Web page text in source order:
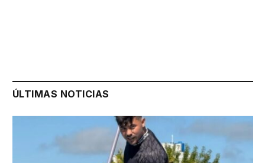
ÚLTIMAS NOTICIAS